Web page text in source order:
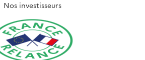
Nos investisseurs